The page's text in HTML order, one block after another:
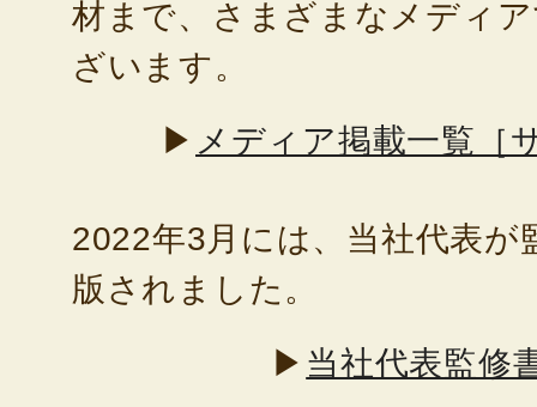
材まで、さまざまなメディ
ざいます。
▶ メディア掲載一覧［
2022年3月には、当社代表が
版されました。
▶ 当社代表監修